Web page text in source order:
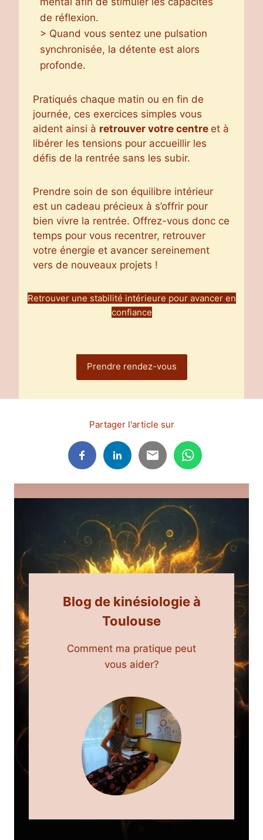
de réflexion.
> Quand vous sentez une pulsation
synchronisée, la détente est alors
profonde.
Pratiqués chaque matin ou en fin de
journée, ces exercices simples vous
aident ainsi à retrouver votre centre et à
libérer les tensions pour accueillir les
défis de la rentrée sans les subir.
Prendre soin de son équilibre intérieur
est un cadeau précieux à s’offrir pour
bien vivre la rentrée. Offrez-vous donc ce
temps pour vous recentrer, retrouver
votre énergie et avancer sereinement
vers de nouveaux projets !
Retrouver une stabilité intérieure pour avancer en
confiance
Prendre rendez-vous
Partager l'article sur
Blog de kinésiologie à
Toulouse
Comment ma pratique peut
vous aider?